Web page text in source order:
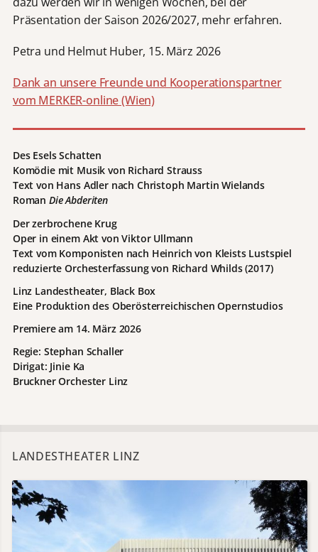
Präsentation der Saison 2026/2027, mehr erfahren.
Petra und Helmut Huber, 15. März 2026
Dank an unsere Freunde und Kooperationspartner
vom MERKER-online (Wien)
Des Esels Schatten
Komödie mit Musik von Richard Strauss
Text von Hans Adler nach Christoph Martin Wielands
Roman Die Abderiten
Der zerbrochene Krug
Oper in einem Akt von Viktor Ullmann
Text vom Komponisten nach Heinrich von Kleists Lustspiel
reduzierte Orchesterfassung von Richard Whilds (2017)
Linz Landestheater, Black Box
Eine Produktion des Oberösterreichischen Opernstudios
Premiere am 14. März 2026
Regie: Stephan Schaller
Dirigat: Jinie Ka
Bruckner Orchester Linz
LANDESTHEATER LINZ